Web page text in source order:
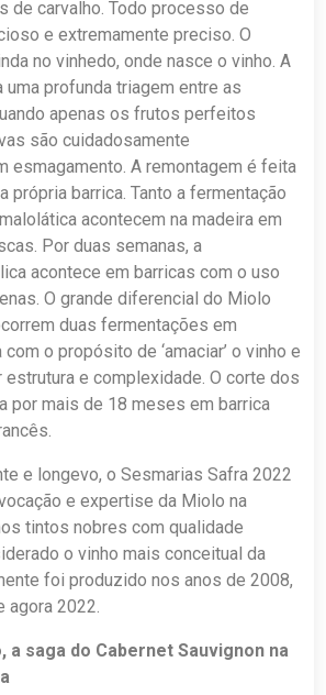
de carvalho. Todo processo de
e extremamente preciso. O
no vinhedo, onde nasce o vinho. A
profunda triagem entre as
apenas os frutos perfeitos
são cuidadosamente
esmagamento. A remontagem é feita
própria barrica. Tanto a fermentação
acontecem na madeira em
Por duas semanas, a
acontece em barricas com o uso
O grande diferencial do Miolo
duas fermentações em
o propósito de ‘amaciar’ o vinho e
estrutura e complexidade. O corte dos
por mais de 18 meses em barrica
e longevo, o Sesmarias Safra 2022
e expertise da Miolo na
tintos nobres com qualidade
o vinho mais conceitual da
foi produzido nos anos de 2008,
agora 2022.
a saga do Cabernet Sauvignon na